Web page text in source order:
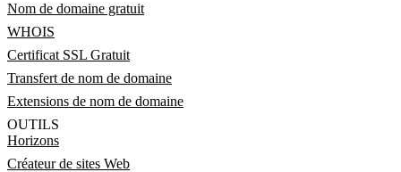
Nom de domaine gratuit
WHOIS
Certificat SSL Gratuit
Transfert de nom de domaine
Extensions de nom de domaine
OUTILS
Horizons
Créateur de sites Web